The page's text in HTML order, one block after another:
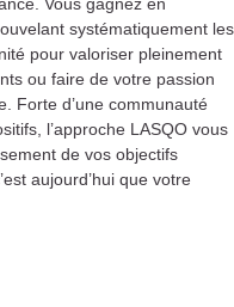
systématiquement les
pour valoriser pleinement
ou faire de votre passion
Forte d’une communauté
l’approche LASQO vous
de vos objectifs
aujourd’hui que votre